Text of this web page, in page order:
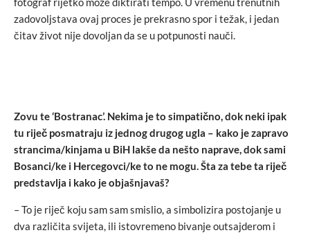
zadovoljstava ovaj proces je prekrasno spor i težak, i jedan
čitav život nije dovoljan da se u potpunosti nauči.
Zovu te ‘Bostranac’. Nekima je to simpatično, dok neki ipak
tu riječ posmatraju iz jednog drugog ugla – kako je zapravo
strancima/kinjama u BiH lakše da nešto naprave, dok sami
Bosanci/ke i Hercegovci/ke to ne mogu. Šta za tebe ta riječ
predstavlja i kako je objašnjavaš?
– To je riječ koju sam sam smislio, a simbolizira postojanje u
dva različita svijeta, ili istovremeno bivanje outsajderom i